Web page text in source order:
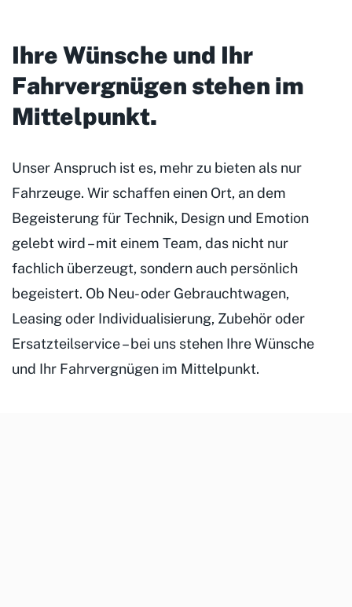
Ihre Wünsche und Ihr
Fahrvergnügen stehen im
Mittelpunkt.
Unser Anspruch ist es, mehr zu bieten als nur
Fahrzeuge. Wir schaffen einen Ort, an dem
Begeisterung für Technik, Design und Emotion
gelebt wird – mit einem Team, das nicht nur
fachlich überzeugt, sondern auch persönlich
begeistert. Ob Neu- oder Gebrauchtwagen,
Leasing oder Individualisierung, Zubehör oder
Ersatzteilservice – bei uns stehen Ihre Wünsche
und Ihr Fahrvergnügen im Mittelpunkt.